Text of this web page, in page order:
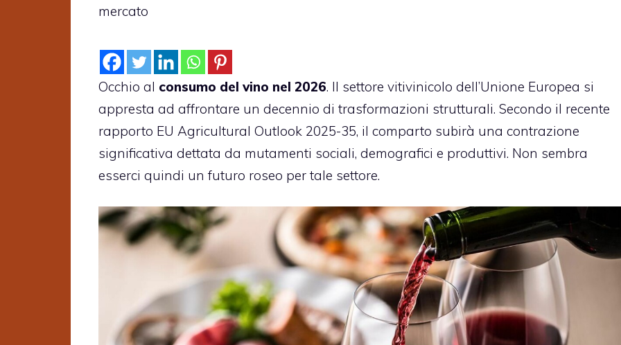
mercato
Occhio al consumo del vino nel 2026. Il settore vitivinicolo dell’Unione Europea si
appresta ad affrontare un decennio di trasformazioni strutturali. Secondo il recente
rapporto EU Agricultural Outlook 2025-35, il comparto subirà una contrazione
significativa dettata da mutamenti sociali, demografici e produttivi. Non sembra
esserci quindi un futuro roseo per tale settore.